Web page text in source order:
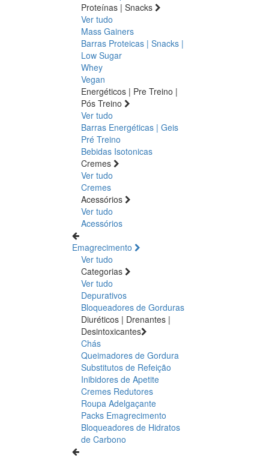
Proteínas | Snacks
Ver tudo
Mass Gainers
Barras Proteicas | Snacks |
Low Sugar
Whey
Vegan
Energéticos | Pre Treino |
Pós Treino
Ver tudo
Barras Energéticas | Geis
Pré Treino
Bebidas Isotonicas
Cremes
Ver tudo
Cremes
Acessórios
Ver tudo
Acessórios
Emagrecimento
Ver tudo
Categorias
Ver tudo
Depurativos
Bloqueadores de Gorduras
Diuréticos | Drenantes |
Desintoxicantes
Chás
Queimadores de Gordura
Substitutos de Refeição
Inibidores de Apetite
Cremes Redutores
Roupa Adelgaçante
Packs Emagrecimento
Bloqueadores de Hidratos
de Carbono